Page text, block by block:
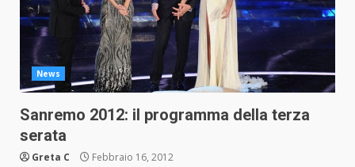
News
Sanremo 2012: il programma della terza
serata
Greta C Febbraio 16, 2012